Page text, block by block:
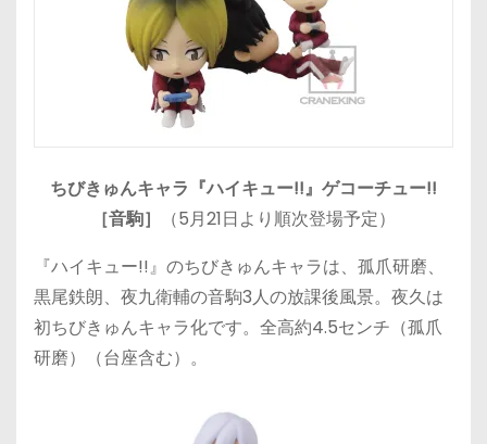
ちびきゅんキャラ『ハイキュー!!』ゲコーチュー!!
［音駒］
（5月21日より順次登場予定）
『ハイキュー!!』のちびきゅんキャラは、孤爪研磨、
黒尾鉄朗、夜九衛輔の音駒3人の放課後風景。夜久は
初ちびきゅんキャラ化です。全高約4.5センチ（孤爪
研磨）（台座含む）。